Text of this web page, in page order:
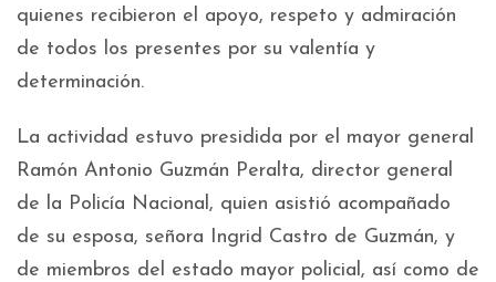
quienes recibieron el apoyo, respeto y admiración
de todos los presentes por su valentía y
determinación.
La actividad estuvo presidida por el mayor general
Ramón Antonio Guzmán Peralta, director general
de la Policía Nacional, quien asistió acompañado
de su esposa, señora Ingrid Castro de Guzmán, y
de miembros del estado mayor policial, así como de